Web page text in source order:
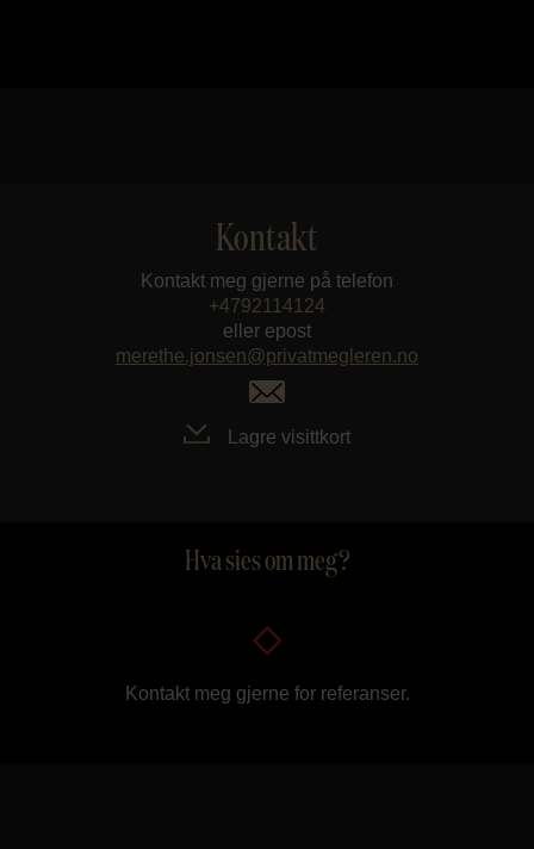
Kontakt
Kontakt meg gjerne på telefon
+4792114124
eller epost
merethe.jonsen@privatmegleren.no
Lagre visittkort
Hva sies om meg?
Kontakt meg gjerne for referanser.